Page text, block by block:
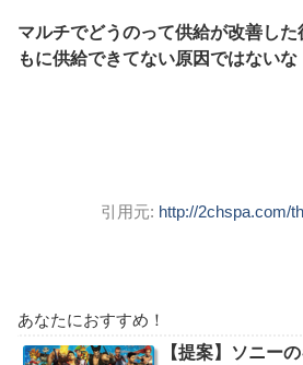
マルチでどうのって供給が改善し
もに供給できてない原因ではないな
引用元: http://2chspa.com/
あなたにおすすめ！
【提案】ソニー